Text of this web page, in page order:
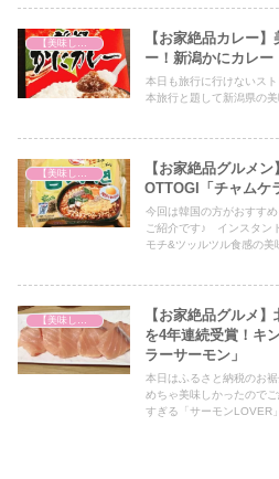
【お家絶品カレー
ー！新潟かにカレー
本日も旅行に行けないス
本旅行と題して新潟県の
【お家絶品グルメ
OTTOGI「チャムケ
今回は韓国の方がおすす
ご紹介です♪ インスタン
モチ&ツッルツル食感の美
【お家絶品グルメ
を4年連続受賞！キ
ラーサーモン」
本日はふるさと納税のお
めちゃ美味しかったので
すぎる「サーモンLOVER